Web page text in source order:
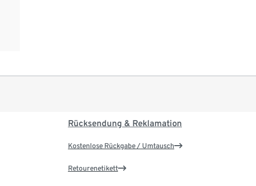
Rücksendung & Reklamation
Kostenlose Rückgabe / Umtausch
Retourenetikett